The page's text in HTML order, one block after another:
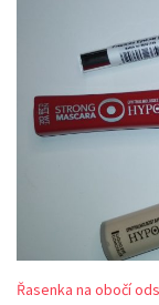
Řasenka na obočí